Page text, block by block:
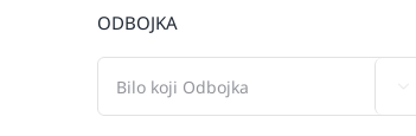
ODBOJKA